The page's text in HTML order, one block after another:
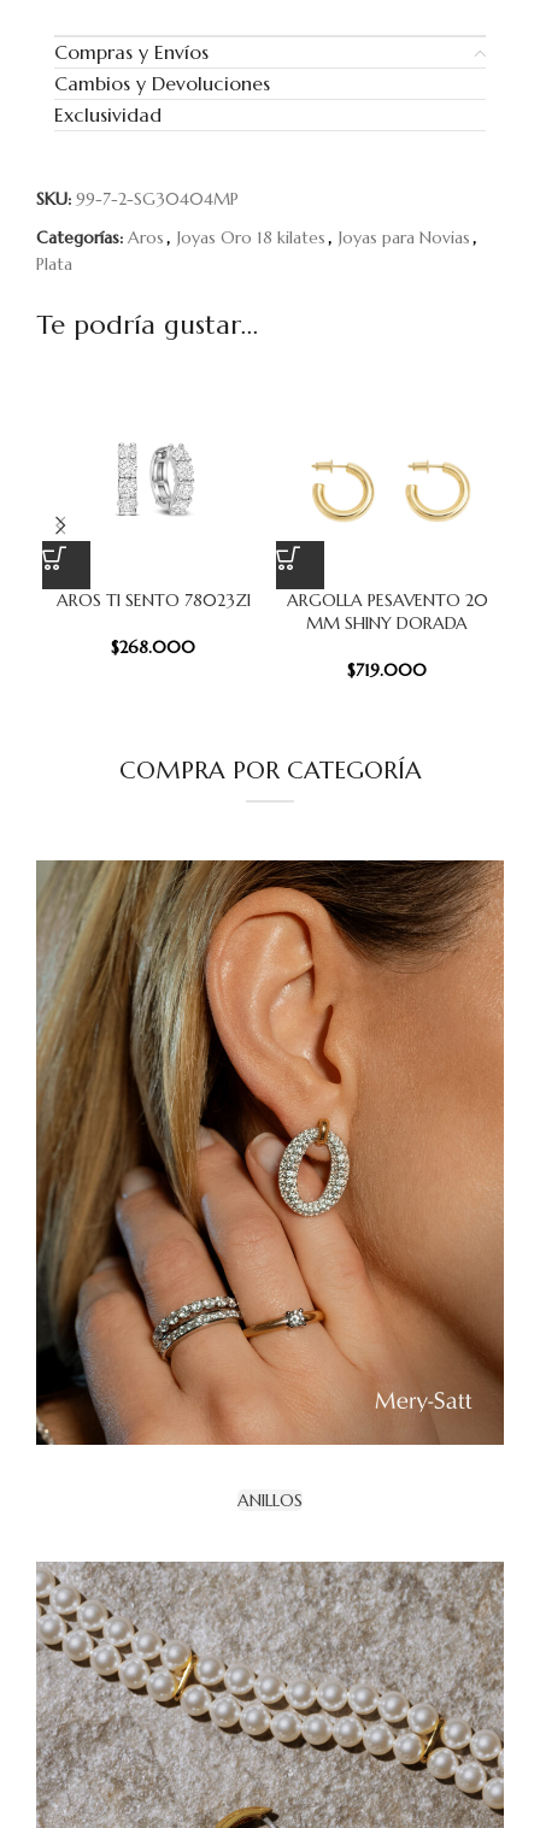
Compras y Envíos
Cambios y Devoluciones
Exclusividad
SKU: 99-7-2-SG30404MP
Categorías: Aros, Joyas Oro 18 kilates, Joyas para Novias,
Plata
Te podría gustar...
AROS TI SENTO 78023ZI
$268.000
ARGOLLA PESAVENTO 20
MM SHINY DORADA
$719.000
COMPRA POR CATEGORÍA
ANILLOS